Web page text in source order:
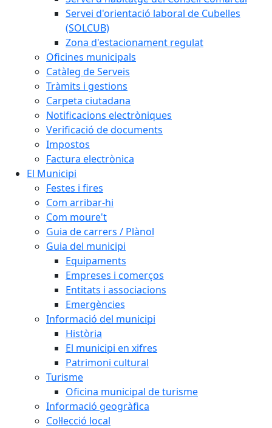
Servei d'orientació laboral de Cubelles
(SOLCUB)
Zona d'estacionament regulat
Oficines municipals
Catàleg de Serveis
Tràmits i gestions
Carpeta ciutadana
Notificacions electròniques
Verificació de documents
Impostos
Factura electrònica
El Municipi
Festes i fires
Com arribar-hi
Com moure't
Guia de carrers / Plànol
Guia del municipi
Equipaments
Empreses i comerços
Entitats i associacions
Emergències
Informació del municipi
Història
El municipi en xifres
Patrimoni cultural
Turisme
Oficina municipal de turisme
Informació geogràfica
Col·lecció local